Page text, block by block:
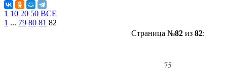
1 10 20 50 ВСЕ
1 ... 79 80 81 82
Страница №82из 82: